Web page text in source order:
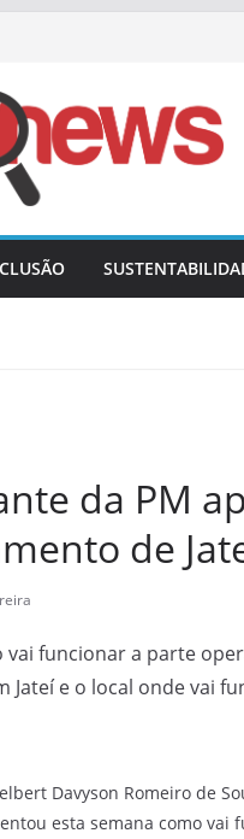
da PM
de
vai funcionar a parte
Jateí e o local onde vai
Davyson Romeiro de
esta semana como